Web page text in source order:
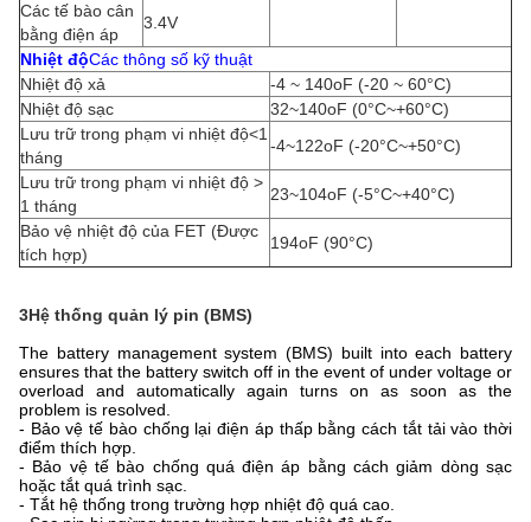
Các tế bào cân
bằng điện áp
3.4V
Nhiệt độCác thông số kỹ thuật
Nhiệt độ xả
-4 ~ 140oF (-20 ~ 60°C)
Nhiệt độ sạc
32~140oF (0°C~+60°C)
Lưu trữ trong phạm vi nhiệt độ<1
tháng
-4~122oF (-20°C~+50°C)
Lưu trữ trong phạm vi nhiệt độ >
1 tháng
23~104oF (-5°C~+40°C)
Bảo vệ nhiệt độ của FET (Được
tích hợp)
194oF (90°C)
3Hệ thống quản lý pin (BMS)
The battery management system (BMS) built into each battery
ensures that the battery switch off in the event of under voltage or
overload and automatically again turns on as soon as the
problem is resolved.
- Bảo vệ tế bào chống lại điện áp thấp bằng cách tắt tải vào thời
điểm thích hợp.
- Bảo vệ tế bào chống quá điện áp bằng cách giảm dòng sạc
hoặc tắt quá trình sạc.
- Tắt hệ thống trong trường hợp nhiệt độ quá cao.